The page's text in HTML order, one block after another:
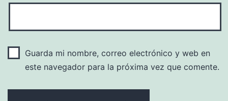
Guarda mi nombre, correo electrónico y web en
este navegador para la próxima vez que comente.